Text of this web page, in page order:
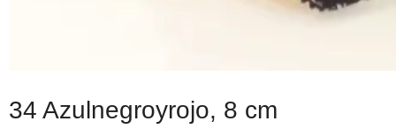
34 Azulnegroyrojo, 8 cm